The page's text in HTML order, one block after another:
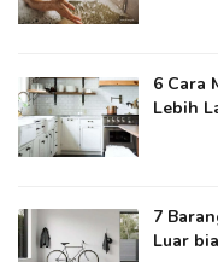
6 Cara
Lebih
7
Luar